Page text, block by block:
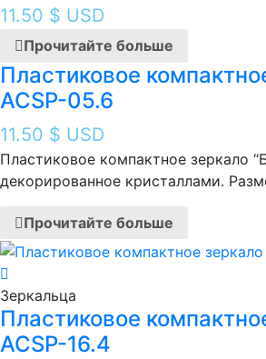
11.50 $ USD
Прочитайте больше
Пластиковое
ACSP-05.6
11.50 $ USD
Пластиковое компактное зеркало
декорированное кристаллами.
Прочитайте больше
Зеркальца
Пластиковое
ACSP-16.4